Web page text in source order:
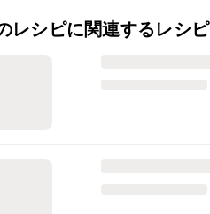
レシピに関連するレシピ